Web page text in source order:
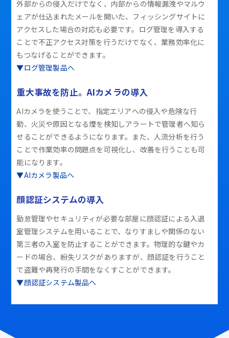
外部からの侵入だけでなく、内部からの情報漏洩やマルウ
ェアが仕込まれたメールを開いた、フィッシングサイトに
アクセスした場合の対応も必要です。ログ管理を導入する
ことで不正アクセス対策を行うだけでなく、業務効率化に
もつなげることができます。
▼ログ管理製品へ
重大事故を防止。AIカメラの導入
AIカメラを使うことで、指定エリアへの侵入や危険な行
動、火災や原因となる煙を検知しアラートで管理者へ知ら
せることができるようになります。また、人流分析を行う
ことで作業効率の問題点を可視化し、改善を行うことも可
能になります。
▼AIカメラ製品へ
顔認証システムの導入
勤怠管理やセキュリティが必要な部屋に顔認証による入退
室管理システムを用いることで、なりすましや関係のない
第三者の入室を防止することができます。物理的な鍵やカ
ードの場合、紛失リスクがありますが、顔認証を行うこと
で盗難や再発行の手間をなくすことができます。
▼顔認証システム製品へ